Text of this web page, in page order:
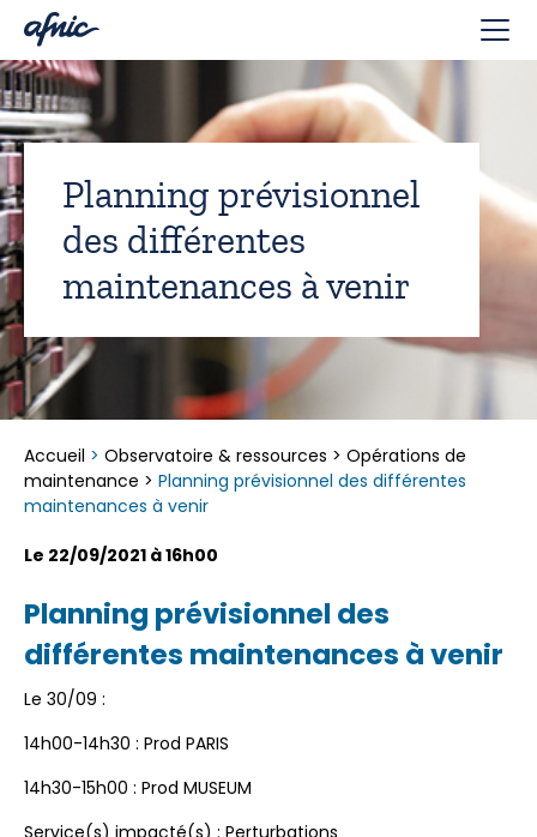
Planning prévisionnel
des différentes
maintenances à venir
Accueil > Observatoire & ressources > Opérations de
maintenance > Planning prévisionnel des différentes
maintenances à venir
Le 22/09/2021 à 16h00
Planning prévisionnel des
différentes maintenances à venir
Le 30/09 :
14h00-14h30 : Prod PARIS
14h30-15h00 : Prod MUSEUM
Service(s) impacté(s) : Perturbations
Panneau de gestion des cookies